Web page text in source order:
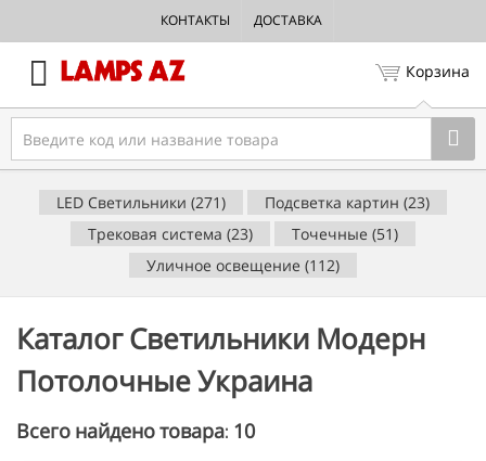
КОНТАКТЫ ДОСТАВКА
Корзина
LED Светильники (271)
Подсветка картин (23)
Трековая система (23)
Точечные (51)
Уличное освещение (112)
Каталог Светильники Модерн
Потолочные Украина
Всего найдено товара: 10